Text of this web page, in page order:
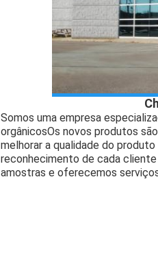
Somos uma empresa
orgânicosOs novos produtos
melhorar a qualidade do
reconhecimento de cada
amostras e oferecemos